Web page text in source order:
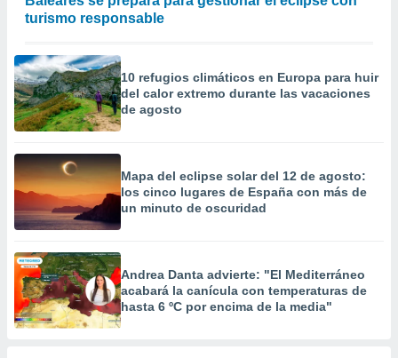
e
publicidad
publicidad
1199
turismo responsable
10 refugios climáticos en Europa para huir
del calor extremo durante las vacaciones
de agosto
Mapa del eclipse solar del 12 de agosto:
los cinco lugares de España con más de
un minuto de oscuridad
Andrea Danta advierte: "El Mediterráneo
acabará la canícula con temperaturas de
hasta 6 ºC por encima de la media"